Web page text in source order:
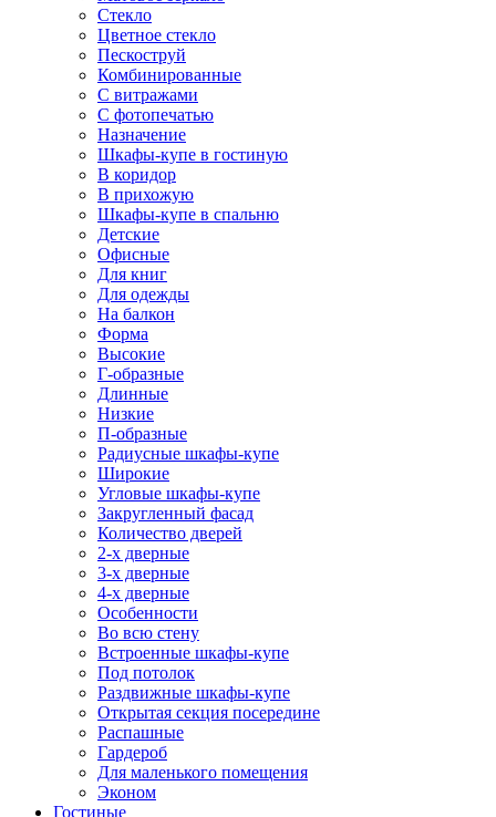
Стекло
Цветное стекло
Пескоструй
Комбинированные
С витражами
С фотопечатью
Назначение
Шкафы-купе в гостиную
В коридор
В прихожую
Шкафы-купе в спальню
Детские
Офисные
Для книг
Для одежды
На балкон
Форма
Высокие
Г-образные
Длинные
Низкие
П-образные
Радиусные шкафы-купе
Широкие
Угловые шкафы-купе
Закругленный фасад
Количество дверей
2-х дверные
3-х дверные
4-х дверные
Особенности
Во всю стену
Встроенные шкафы-купе
Под потолок
Раздвижные шкафы-купе
Открытая секция посередине
Распашные
Гардероб
Для маленького помещения
Эконом
Гостиные